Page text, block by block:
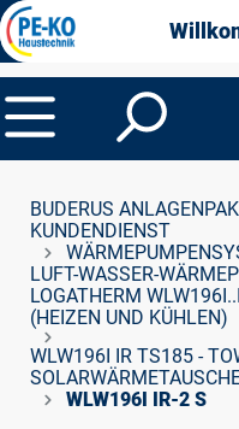
springen
BUDERUS
KUNDENDIENST
LUFT-WASSER-
LOGATHERM
(HEIZEN UND KÜHLEN)
WLW196I IR TS185 -
WLW196I IR-2 S